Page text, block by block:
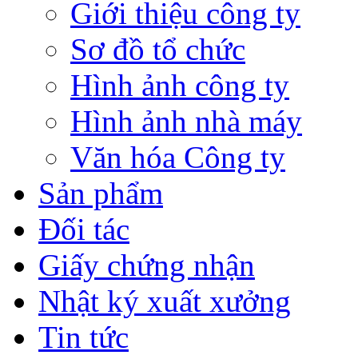
Giới thiệu công ty
Sơ đồ tổ chức
Hình ảnh công ty
Hình ảnh nhà máy
Văn hóa Công ty
Sản phẩm
Đối tác
Giấy chứng nhận
Nhật ký xuất xưởng
Tin tức